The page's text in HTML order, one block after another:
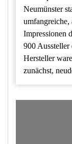
Neumünster
umfangreiche,
Impressionen
900 Aussteller
Hersteller
zunächst,